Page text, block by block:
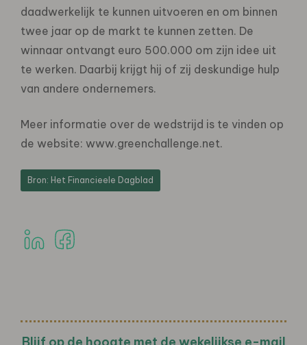
daadwerkelijk te kunnen uitvoeren en om binnen
twee jaar op de markt te kunnen zetten. De
winnaar ontvangt euro 500.000 om zijn idee uit
te werken. Daarbij krijgt hij of zij deskundige hulp
van andere ondernemers.
Meer informatie over de wedstrijd is te vinden op
de website: www.greenchallenge.net.
Bron: Het Financieele Dagblad
Blijf op de hoogte met de wekelijkse e-mail